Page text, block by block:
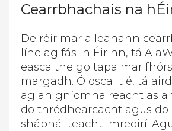
Cearrbhachais na
De réir mar a leanann
líne ag fás in Éirinn, tá
eascaithe go tapa mar
margadh. Ó oscailt é, tá
ag an gníomhaireacht as
do thrédhearcacht agus do
shábháilteacht imreoirí.